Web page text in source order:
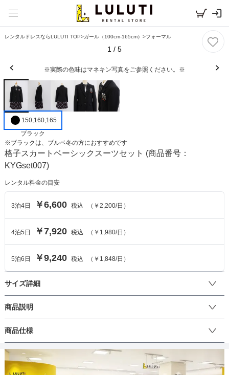
レンタルドレスならLULUTI TOP>ガール（100cm-165cm） >フォーマル
1 / 5
※実際の色味はマネキン写真をご参照ください。※
150,160,165
ブラック
※ブラックは、 ブルベ冬の方におすすめです
格子スカートベーシックスーツセット (商品番号：
KYGset007)
レンタル料金の目安
3泊4日 ￥6,600 税込 （ ￥2,200/日）
4泊5 日 ￥7,920 税込 （ ￥1,980/日）
5泊6 日 ￥9,240 税込 （ ￥1,848/日）
サイズ詳細
ジャケットのサイズ
サイズ (cm)
ジャケット着丈 66
商品説明
スクールガール風の愛らしい雰囲気のスーツ。ベーシックな白シャ
ツは着まわし力抜群！卒業式などのフォーマルシーンにぴったりな
アイテムです。
商品仕様
丈